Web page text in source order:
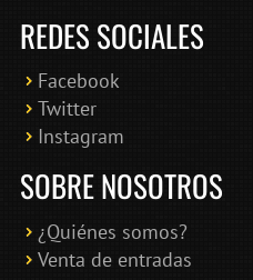
REDES SOCIALES
Facebook
Twitter
Instagram
SOBRE NOSOTROS
¿Quiénes somos?
Venta de entradas